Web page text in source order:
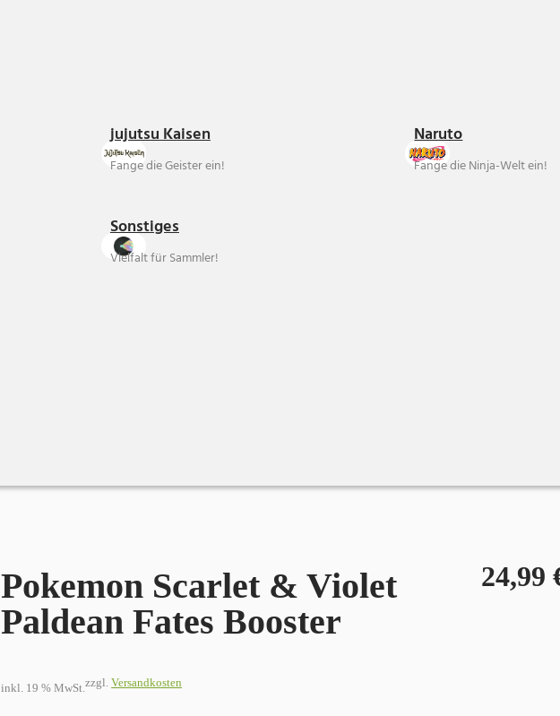
jujutsu Kaisen
Fange die Geister ein!
Naruto
Fange die Ninja-Welt ein!
Sonstiges
Vielfalt für Sammler!
Pokemon Scarlet & Violet
Paldean Fates Booster
24,99
inkl. 19 % MwSt.zzgl. Versandkosten